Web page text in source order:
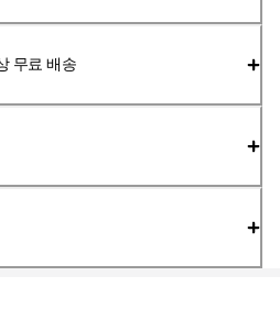
무료 배송